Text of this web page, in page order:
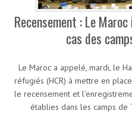
Recensement : Le
cas des
Le Maroc a appelé, mardi, le
réfugiés (HCR) à mettre en
le recensement et
établies dans les camps